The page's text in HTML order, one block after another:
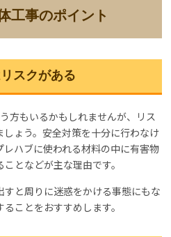
工事のポイント
スクがある
方もいるかもしれませんが、リス
ょう。安全対策を十分に行わなけ
ハブに使われる材料の中に有害物
となどが主な理由です。
と周りに迷惑をかける事態にもな
ことをおすすめします。